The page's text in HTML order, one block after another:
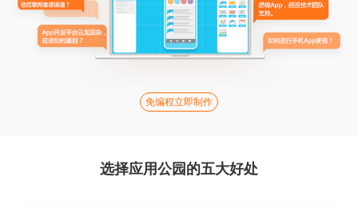
免编程立即制作
选择应用公园的五大好处